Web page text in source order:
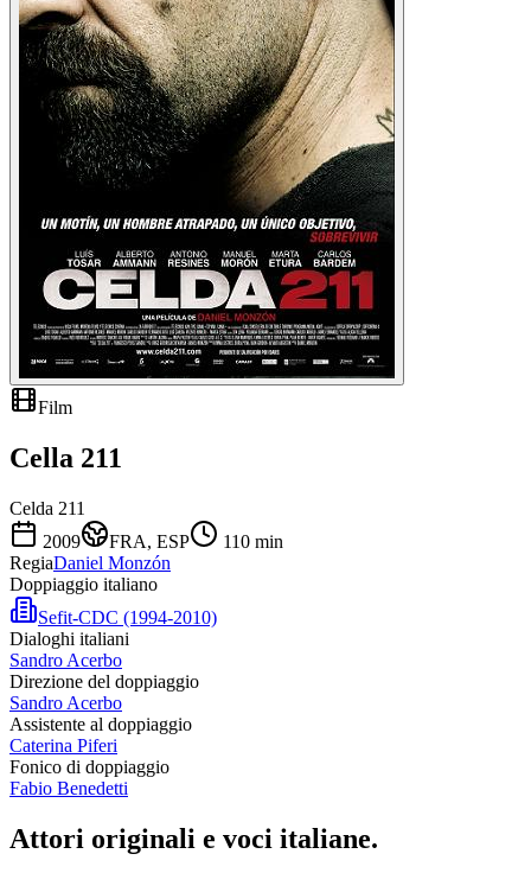
Film
Cella 211
Celda 211
2009
FRA, ESP 110 min
RegiaDaniel Monzón
Doppiaggio italiano
Sefit-CDC (1994-2010)
Dialoghi italiani
Sandro Acerbo
Direzione del doppiaggio
Sandro Acerbo
Assistente al doppiaggio
Caterina Piferi
Fonico di doppiaggio
Fabio Benedetti
Attori originali e voci italiane.